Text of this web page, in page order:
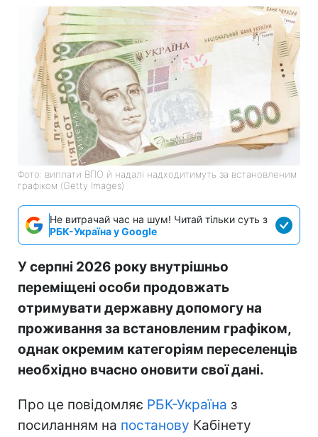
Фото: виплати ВПО й надалі надходитимуть за встановленим
графіком (Getty Images)
Не витрачай час на шум! Читай тільки суть з
РБК-Україна у Google
У серпні 2026 року внутрішньо
переміщені особи продовжать
отримувати державну допомогу на
проживання за встановленим графіком,
однак окремим категоріям переселенців
необхідно вчасно оновити свої дані.
Про це повідомляє РБК-Україна з
посиланням на постанову Кабінету